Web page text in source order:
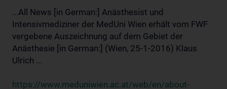
...All News [in German:] Anästhesist und
Intensivmediziner der MedUni Wien erhält vom FWF
vergebene Auszeichnung auf dem Gebiet der
Anästhesie [in German:] (Wien, 25-1-2016) Klaus
Ulrich ...
https://www.meduniwien.ac.at/web/en/about-